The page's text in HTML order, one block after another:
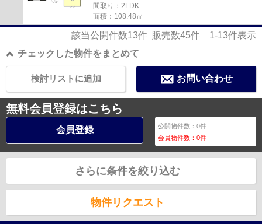
間取り：2LDK
面積：108.48㎡
該当公開件数13件 販売数45件 1-13件表示
チェックした物件をまとめて
お問い合わせ
検討リストに追加
無料会員登録はこちら
会員登録 公開物件数：0件
会員物件数：0件
さらに条件を絞り込む
物件リクエスト